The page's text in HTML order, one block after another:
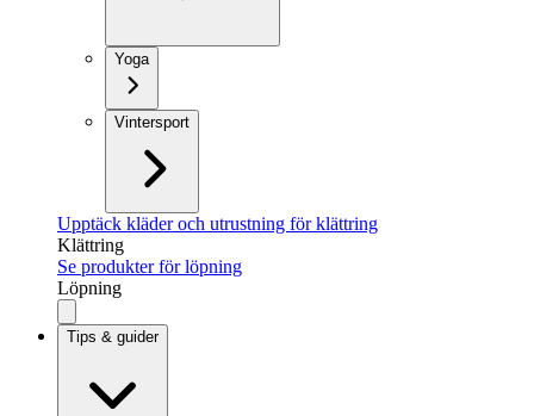
Yoga
Vintersport
Upptäck kläder och utrustning för klättring
Klättring
Se produkter för löpning
Löpning
Tips & guider